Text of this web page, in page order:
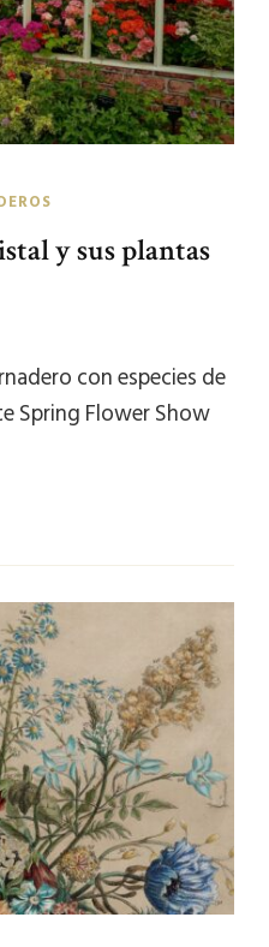
y sus plantas
con especies de
Spring Flower Show